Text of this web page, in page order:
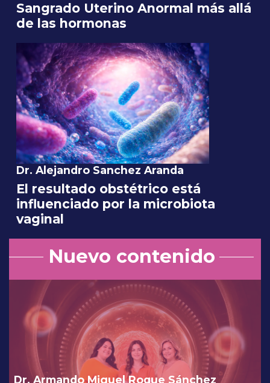
Sangrado Uterino Anormal más allá
de las hormonas
Dr. Alejandro Sanchez Aranda
El resultado obstétrico está
influenciado por la microbiota
vaginal
Nuevo contenido
Dr. Armando Miguel Roque Sánchez